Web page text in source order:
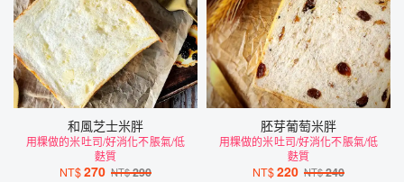
和風芝士米胖
用粿做的米吐司/好消化不脹氣/低
麩質
NT$270 NT$290
胚芽葡萄米胖
用粿做的米吐司/好消化不脹氣/低
麩質
NT$220 NT$240